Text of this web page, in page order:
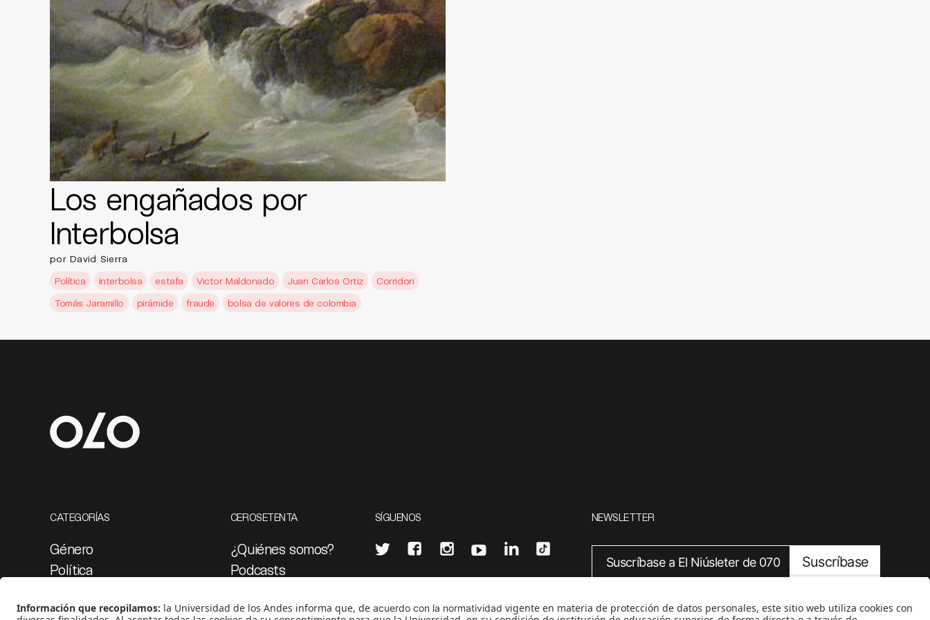
Los engañados por
Interbolsa
por David Sierra
Política
Interbolsa estafa Victor Maldonado Juan Carlos Ortiz
Corridori
Tomás Jaramillo
pirámide fraude bolsa de valores de colombia
CATEGORÍAS
Género
Política
Medio ambiente
CEROSETENTA
¿Quiénes somos?
Podcasts
Proyectos 070
SÍGUENOS NEWSLETTER
Suscríbase